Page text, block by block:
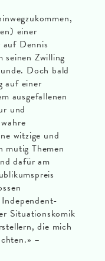
einer
Dennis
seinen Zwilling
Doch bald
auf einer
ausgefallenen
und
witzige und
mutig Themen
dafür am
Situationskomik
die mich
–